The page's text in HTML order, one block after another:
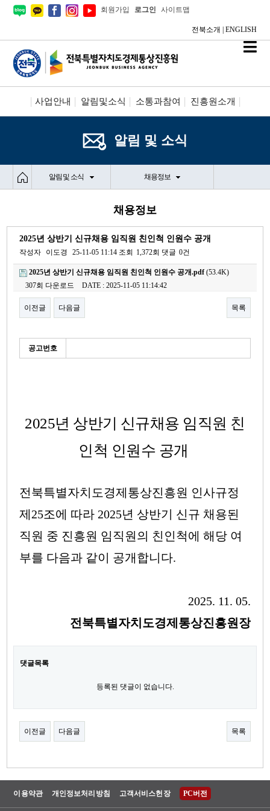
회원가입 로그인 사이트맵
전북소개 ENGLISH
사업안내 알림및소식 소통과참여 진흥원소개
알림 및 소식
알림 및 소식 채용정보
채용정보
2025년 상반기 신규채용 임직원 친인척 인원수 공개
작성자 이도경 25-11-05 11:14 조회 1,372회 댓글 0건
2025년 상반기 신규채용 임직원 친인척 인원수 공개.pdf(53.4K)
307회 다운로드
DATE : 2025-11-05 11:14:42
이전글 다음글 목록
본문
부
공고번호
2025년 상반기 신규채용 임직원 친
인척 인원수 공개
전북특별자치도경제통상진흥원 인사규정
제 25조에 따라 2025년 상반기 신규 채용된
직원 중 진흥원 임직원의 친인척에 해당 여
부를 다음과 같이 공개합니다.
2025. 11. 05.
전북특별자치도경제통상진흥원장
댓글목록
등록된 댓글이 없습니다.
이전글 다음글 목록
이용약관 개인정보처리방침 고객서비스헌장 PC버전